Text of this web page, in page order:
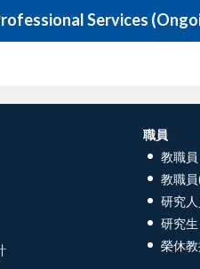
Services
職員
教職員
教職
研究人
研究生
榮休